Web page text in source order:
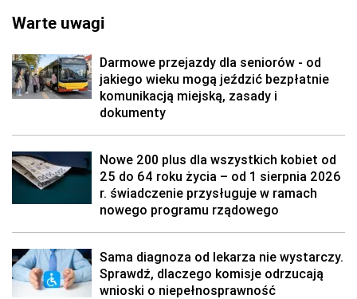
Warte uwagi
Darmowe przejazdy dla seniorów - od
jakiego wieku mogą jeździć bezpłatnie
komunikacją miejską, zasady i
dokumenty
Nowe 200 plus dla wszystkich kobiet od
25 do 64 roku życia – od 1 sierpnia 2026
r. świadczenie przysługuje w ramach
nowego programu rządowego
Sama diagnoza od lekarza nie wystarczy.
Sprawdź, dlaczego komisje odrzucają
wnioski o niepełnosprawność